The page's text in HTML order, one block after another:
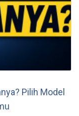
Pilih Model